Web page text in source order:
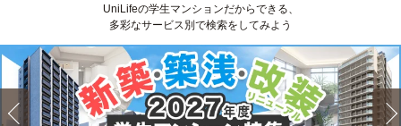
UniLifeの学生マンションだからできる、
多彩なサービス別で検索をしてみよう